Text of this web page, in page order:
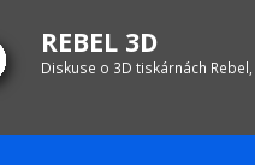
REBEL 3D
Diskuse o 3D tiskárnách